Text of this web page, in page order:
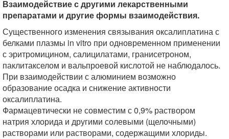
Взаимодействие с другими лекарственными
препаратами и другие формы взаимодействия.
Существенного изменения связывания оксалиплатина с
белками плазмы in vitro при одновременном применении
с эритромицином, салицилатами, гранисетроном,
паклитакселом и вальпроевой кислотой не наблюдалось.
При взаимодействии с алюминием возможно
образование осадка и снижение активности
оксалиплатина.
Фармацевтически не совместим с 0,9% раствором
натрия хлорида и другими солевыми (щелочными)
растворами или растворами, содержащими хлориды.